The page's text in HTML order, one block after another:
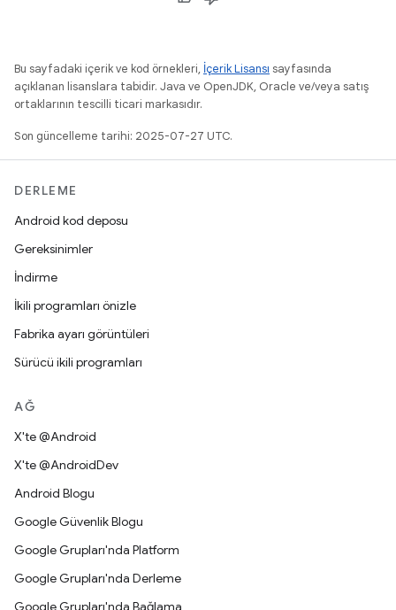
Bu sayfadaki içerik ve kod örnekleri, İçerik Lisansı sayfasında
açıklanan lisanslara tabidir. Java ve OpenJDK, Oracle ve/veya satış
ortaklarının tescilli ticari markasıdır.
Son güncelleme tarihi: 2025-07-27 UTC.
DERLEME
Android kod deposu
Gereksinimler
İndirme
İkili programları önizle
Fabrika ayarı görüntüleri
Sürücü ikili programları
AĞ
X'te @Android
X'te @AndroidDev
Android Blogu
Google Güvenlik Blogu
Google Grupları'nda Platform
Google Grupları'nda Derleme
Google Grupları'nda Bağlama